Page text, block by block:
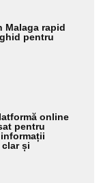
Malaga rapid
pentru
online
pentru
clar și